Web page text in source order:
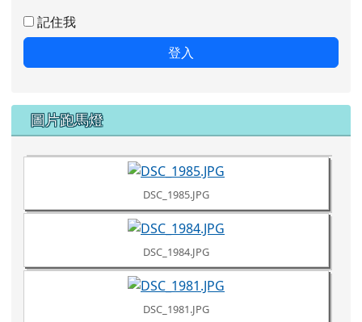
DSC_1957.JPG
DSC_1953.JPG
DSC_1951.JPG
Google 相簿跑馬燈
Google 相簿縮圖